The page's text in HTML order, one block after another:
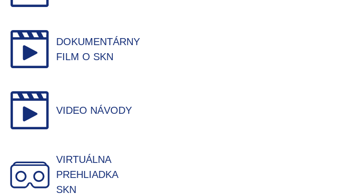
DOKUMENTÁRNY
FILM O SKN
VIDEO NÁVODY
VIRTUÁLNA
PREHLIADKA
SKN